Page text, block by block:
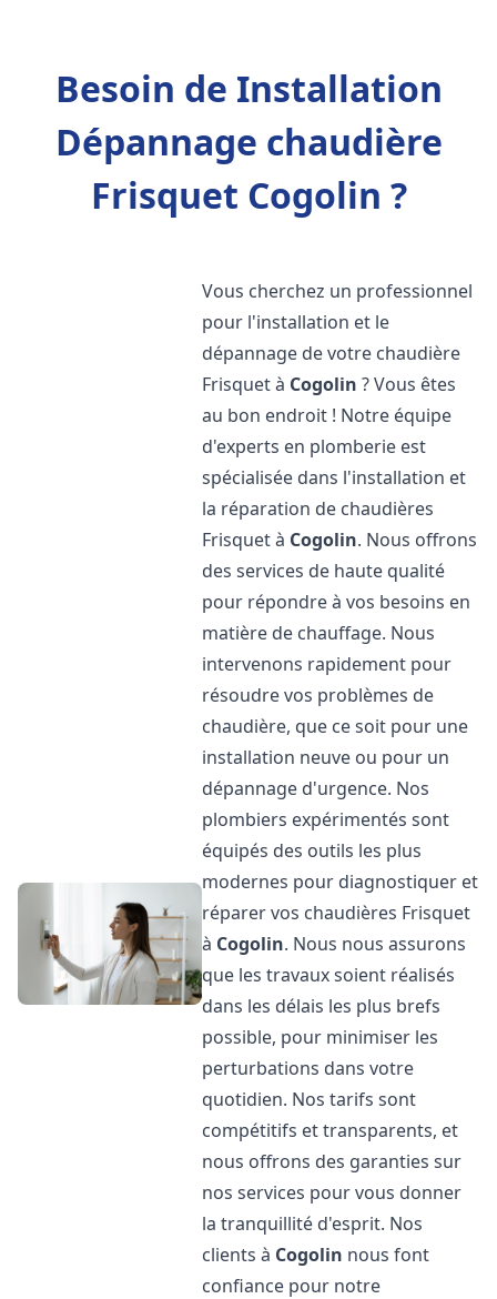
Besoin de Installation
Dépannage chaudière
Frisquet Cogolin ?
Vous cherchez un professionnel
pour l'installation et le
dépannage de votre chaudière
Frisquet à Cogolin ? Vous êtes
au bon endroit ! Notre équipe
d'experts en plomberie est
spécialisée dans l'installation et
la réparation de chaudières
Frisquet à Cogolin. Nous offrons
des services de haute qualité
pour répondre à vos besoins en
matière de chauffage. Nous
intervenons rapidement pour
résoudre vos problèmes de
chaudière, que ce soit pour une
installation neuve ou pour un
dépannage d'urgence. Nos
plombiers expérimentés sont
équipés des outils les plus
modernes pour diagnostiquer et
réparer vos chaudières Frisquet
à Cogolin. Nous nous assurons
que les travaux soient réalisés
dans les délais les plus brefs
possible, pour minimiser les
perturbations dans votre
quotidien. Nos tarifs sont
compétitifs et transparents, et
nous offrons des garanties sur
nos services pour vous donner
la tranquillité d'esprit. Nos
clients à Cogolin nous font
confiance pour notre